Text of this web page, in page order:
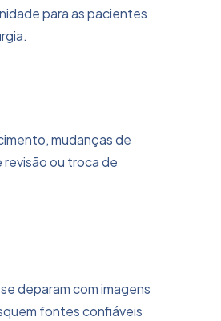
para as pacientes
mudanças de
ou troca de
deparam com imagens
fontes confiáveis